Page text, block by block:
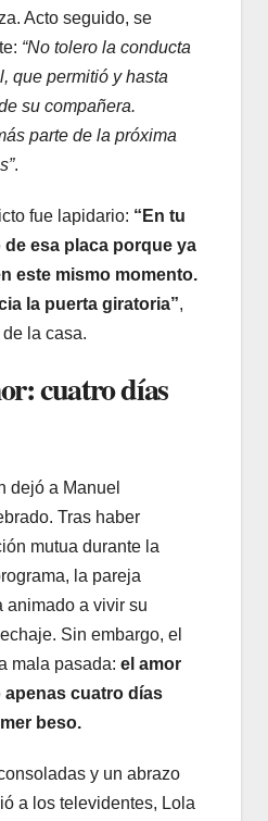
Acto seguido, se
“No tolero la conducta
que permitió y hasta
su compañera.
parte de la próxima
.
fue lapidario: “En tu
esa placa porque ya
este mismo momento.
la puerta giratoria”,
la casa.
cuatro días
dejó a Manuel
Tras haber
mutua durante la
la pareja
animado a vivir su
Sin embargo, el
mala pasada: el amor
apenas cuatro días
beso.
y un abrazo
a los televidentes, Lola